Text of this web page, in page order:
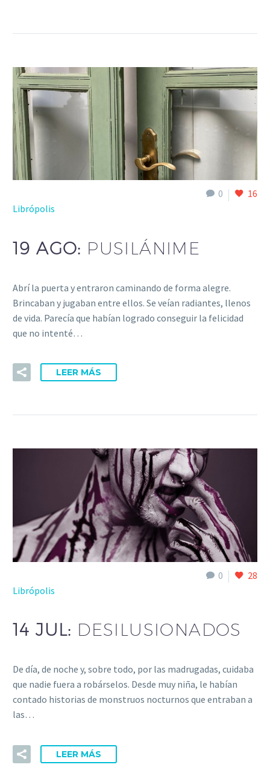
0
16
Librópolis
19 AGO: PUSILÁNIME
Abrí la puerta y entraron caminando de forma alegre.
Brincaban y jugaban entre ellos. Se veían radiantes, llenos
de vida. Parecía que habían logrado conseguir la felicidad
que no intenté…
LEER MÁS
0
28
Librópolis
14 JUL: DESILUSIONADOS
De día, de noche y, sobre todo, por las madrugadas, cuidaba
que nadie fuera a robárselos. Desde muy niña, le habían
contado historias de monstruos nocturnos que entraban a
las…
LEER MÁS